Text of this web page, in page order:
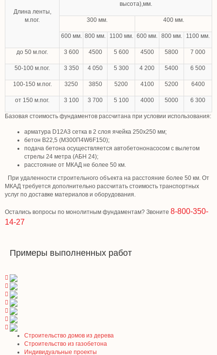
Длина ленты,
м.пог.
высота),мм.
300 мм. 400 мм.
600 мм. 800 мм. 1100 мм. 600 мм. 800 мм. 1100 мм.
до 50 м.пог. 3 600 4500 5 600 4500 5800 7 000
50-100 м.пог. 3 350 4 050 5 300 4 200 5400 6 500
100-150 м.пог. 3250 3850 5200 4100 5200 6400
от 150 м.пог. 3 100 3 700 5 100 4000 5000 6 300
Базовая стоимость фундаментов рассчитана при условии использования:
арматура D12A3 сетка в 2 слоя ячейка 250х250 мм;
бетон В22,5 (М300П4W6F150);
подача бетона осуществляется автобетононасосом с вылетом
стрелы 24 метра (АБН 24);
расстояние от МКАД не более 50 км.
При удаленности строительного объекта на расстояние более 50 км. От
МКАД требуется дополнительно рассчитать стоимость транспортных
услуг по доставке материалов и оборудования.
Остались вопросы по монолитным фундаментам? Звоните 8-800-350-
14-27
Примеры выполненных работ
Строительство домов из дерева
Строительство из газобетона
Индивидуальные проекты